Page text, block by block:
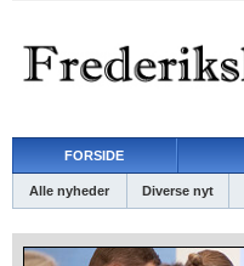
FORSIDE
Alle nyheder Diverse nyt